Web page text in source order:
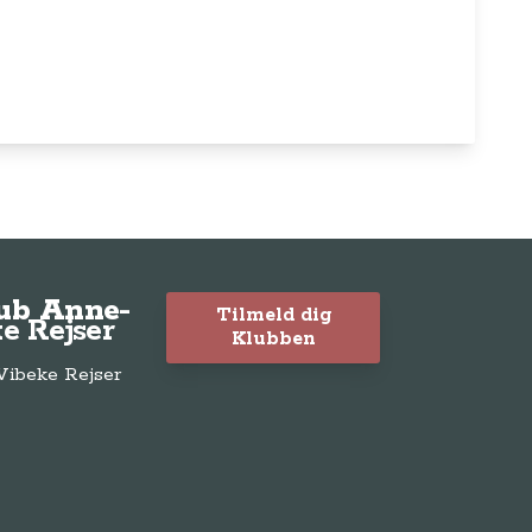
Rejser
Anne-
Tilmeld dig
Klubben